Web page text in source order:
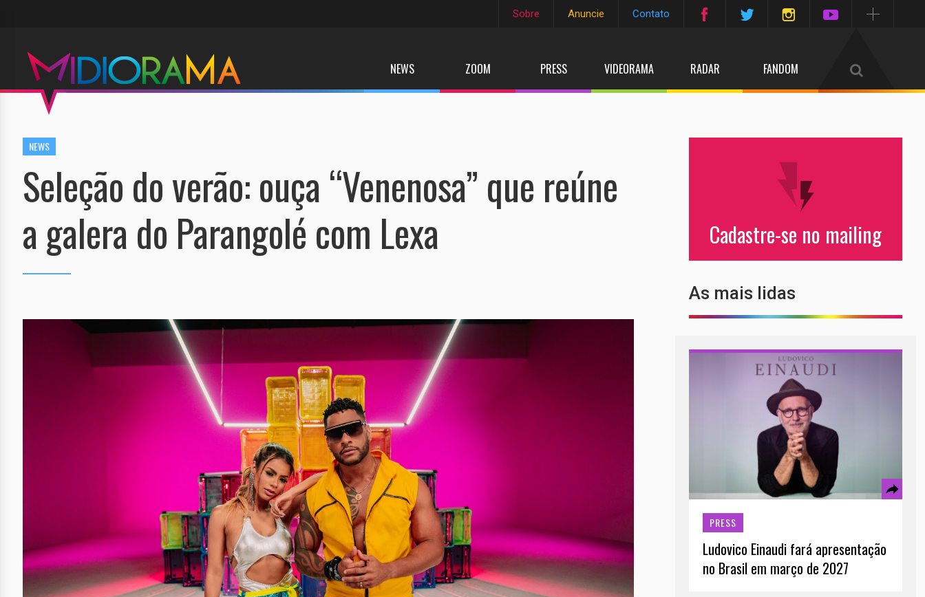
Sobre Anuncie Contato
NEWS ZOOM PRESS VIDEORAMA RADAR FANDOM
Cadastre-se no mailing
As mais lidas
PRESS
Ludovico Einaudi fará apresentação
no Brasil em março de 2027
NEWS
Seleção do verão: ouça “Venenosa” que reúne
a galera do Parangolé com Lexa